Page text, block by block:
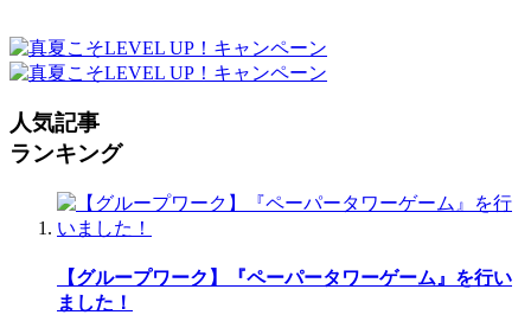
人気記事
ランキング
【グループワーク】『ペーパータワーゲーム』を行い
ました！